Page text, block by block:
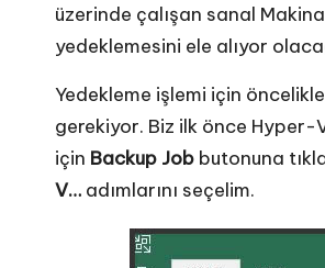
üzerinde çalışan sanal
yedeklemesini ele alıyor
Yedekleme işlemi için
gerekiyor. Biz ilk önce Hyper-
için Backup Job butonuna
V… adımlarını seçelim.